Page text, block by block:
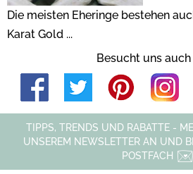
Die meisten Eheringe bestehen
Karat Gold ...
Besucht uns auch
TIPPS, TRENDS UND RABATTE -
UNSEREM NEWSLETTER AN UND
POSTFACH